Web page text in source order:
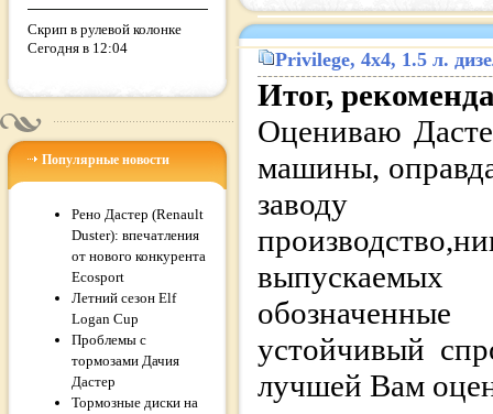
Скрип в рулевой колонке
Сегодня в 12:04
Популярные новости
Рено Дастер (Renault
Duster): впечатления
от нового конкурента
Ecosport
Летний сезон Elf
Logan Cup
Проблемы с
тормозами Дачия
Дастер
Тормозные диски на
Privilege, 4x4, 1.5 л.
Итог,
Оцениваю
машины,
заводу
устойчивый
лучшей Вам